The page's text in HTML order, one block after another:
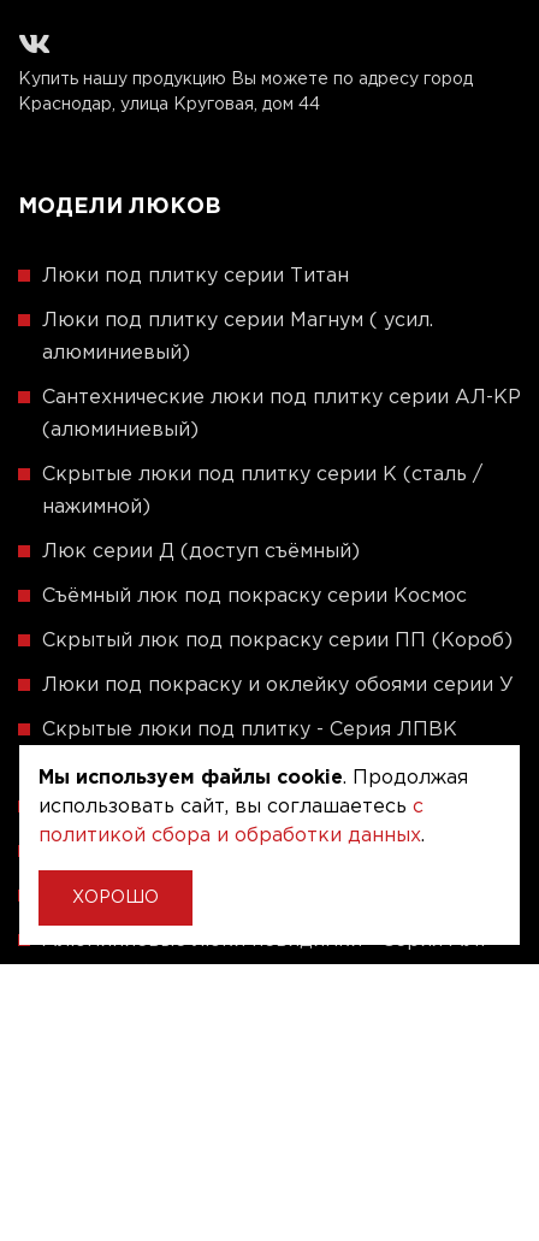
Купить нашу продукцию Вы можете по адресу город
Краснодар, улица Круговая, дом 44
МОДЕЛИ ЛЮКОВ
Люки под плитку серии Титан
Люки под плитку серии Магнум ( усил.
алюминиевый)
Сантехнические люки под плитку серии АЛ-КР
(алюминиевый)
Скрытые люки под плитку серии K (сталь /
нажимной)
Люк серии Д (доступ съёмный)
Съёмный люк под покраску серии Космос
Скрытый люк под покраску серии ПП (Короб)
Люки под покраску и оклейку обоями серии У
Скрытые люки под плитку - Серия ЛПВК
Ревизионные люки серии A (сталь / присоска)
Напольные люки серии ФЛЮР
Рассчитать люк по индивидуальным размерам
Мы используем файлы cookie. Продолжая
использовать сайт, вы соглашаетесь с
политикой сбора и обработки данных.
ХОРОШО